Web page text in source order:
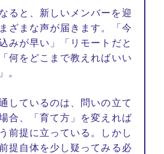
ると、新しいメンバーを迎
ざまな声が届きます。「今
みが早い」「リモートだと
何をどこまで教えればいい
。
しているのは、問いの立て
合、「育て方」を変えれば
前提に立っている。しかし
提自体を少し疑ってみる必